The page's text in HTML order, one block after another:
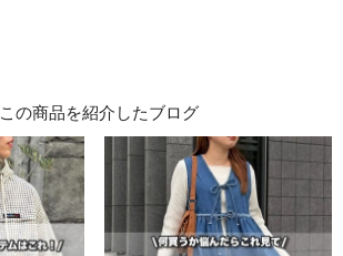
この商品を紹介したブログ